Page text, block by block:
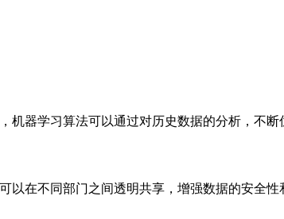
器学习算法可以通过对历史数据的分析，不断
在不同部门之间透明共享，增强数据的安全